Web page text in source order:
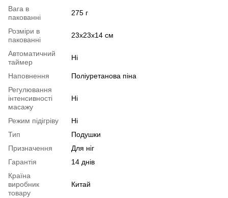
Вага в
пакованні
275 г
Розміри в
пакованні
23х23х14 см
Автоматичний
таймер
Ні
Наповнення
Поліуретанова піна
Регулювання
інтенсивності
масажу
Ні
Режим підігріву
Ні
Тип
Подушки
Призначення
Для ніг
Гарантія
14 днів
Країна
виробник
товару
Китай